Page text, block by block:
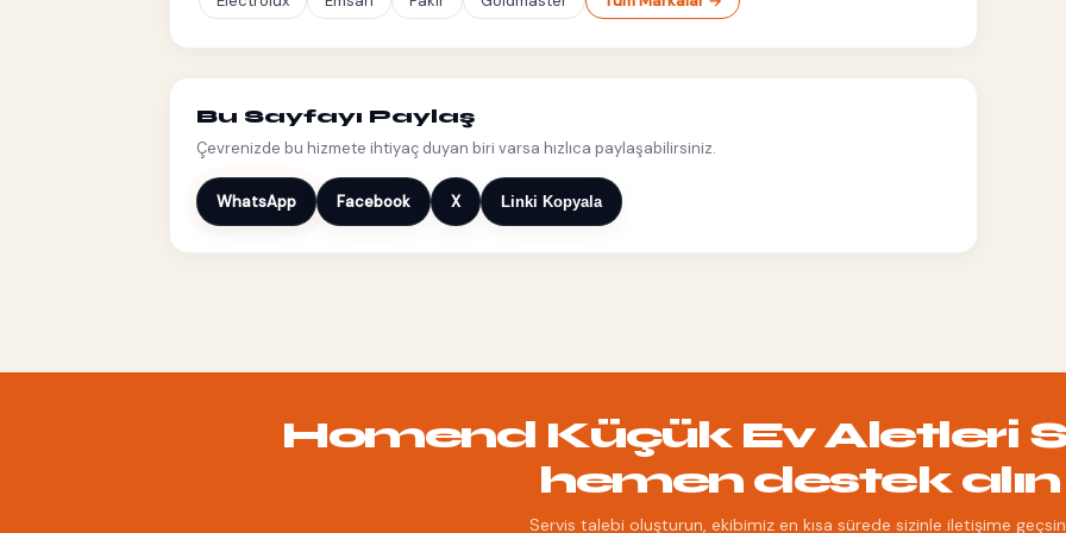
Bu Sayfayı Paylaş
Çevrenizde bu hizmete ihtiyaç duyan biri varsa hızlıca paylaşabilirsiniz.
WhatsApp Facebook X Linki Kopyala
Homend Küçük Ev Aletleri
hemen destek alın
Servis talebi oluşturun, ekibimiz en kısa sürede sizinle iletişime